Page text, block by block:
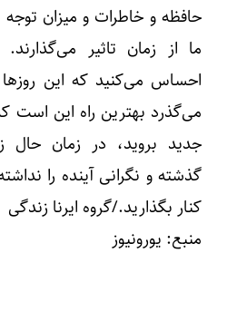
حافظه و خاطرات و میزان توجه
ما از زمان تاثیر
احساس می‌کنید که این
می‌گذرد بهترین راه این است
جدید بروید، در زمان
گذشته و نگرانی آینده را
کنار بگذارید./گروه ایرنا زندگی
منبع: یورونیوز